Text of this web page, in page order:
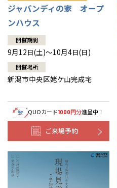
ジャパンディの家 オープ
ンハウス
開催期間
9月12日(土)～10月4日(日)
開催場所
新潟市中央区姥ケ山完成宅
QUOカード1000円分進呈中！
ご来場予約